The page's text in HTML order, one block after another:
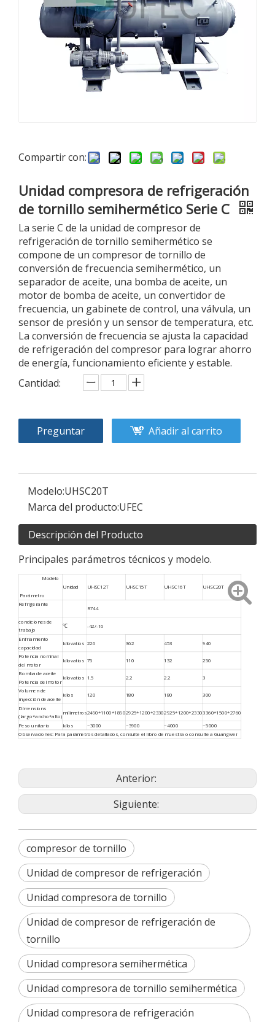
Compartir con:
Unidad compresora de refrigeración
de tornillo semihermético Serie C
La serie C de la unidad de compresor de
refrigeración de tornillo semihermético se
compone de un compresor de tornillo de
conversión de frecuencia semihermético, un
separador de aceite, una bomba de aceite, un
motor de bomba de aceite, un convertidor de
frecuencia, un gabinete de control, una válvula, un
sensor de presión y un sensor de temperatura, etc.
La conversión de frecuencia se ajusta la capacidad
de refrigeración del compresor para lograr ahorro
de energía, funcionamiento eficiente y estable.
Cantidad:
Preguntar Añadir al carrito
Modelo:UHSC20T
Marca del producto:UFEC
Descripción del Producto
Principales parámetros técnicos y modelo.
Modelo
Parámetro
Unidad UHSC12T UHSC15T UHSC16T UHSC20T
Refrigerante
R744
condiciones de
trabajo
℃
-42/-16
Enfriamiento
capacidad
kilovatios 226 362 453
940
Potencia nominal
del motor
kilovatios 75 110 132
250
Bomba de aceite
Potencia del motor
kilovatios 1.5 2.2 2.2
3
Volumen de
inyección de aceite
kilos 120 180 180 300
Dimensions
(largo*ancho*alto)
milímetros2490*1100*18902925*1200*23302925*1200*23303360*1500*2760
Peso unitario
kilos ~3000 ~3900 ~4000
~5000
Observaciones: Para parámetros detallados, consulte el libro de muestra o consulte a Guangwei
Anterior:
Siguiente:
compresor de tornillo
Unidad de compresor de refrigeración
Unidad compresora de tornillo
Unidad de compresor de refrigeración de
tornillo
Unidad compresora semihermética
Unidad compresora de tornillo semihermética
Unidad compresora de refrigeración